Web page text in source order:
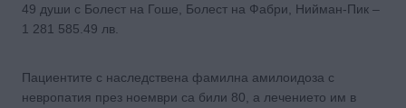
49 души с Болест на Гоше, Болест на Фабри, Нийман-Пик –
1 281 585.49 лв.
Пациентите с наследствена фамилна амилоидоза с
невропатия през ноември са били 80, а лечението им в